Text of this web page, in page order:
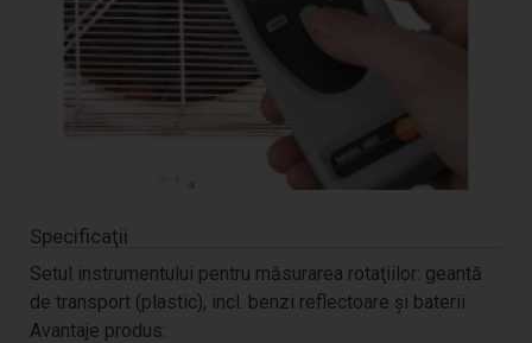
Specificaţii
Setul instrumentului pentru măsurarea rotaţiilor: geantă
de transport (plastic), incl. benzi reflectoare şi baterii
Avantaje produs: